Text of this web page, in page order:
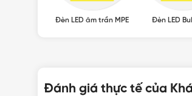
Đèn LED âm trần MPE Đèn LED
Đánh giá thực tế của